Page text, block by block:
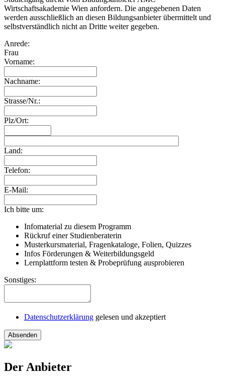
Wirtschaftsakademie Wien anfordern. Die angegebenen Daten
werden ausschließlich an diesen Bildungsanbieter übermittelt und
selbstverständlich nicht an Dritte weiter gegeben.
Anrede:
Frau
Vorname:
Nachname:
Strasse/Nr.:
Plz/Ort:
Land:
Telefon:
E-Mail:
Ich bitte um:
Infomaterial zu diesem Programm
Rückruf einer Studienberaterin
Musterkursmaterial, Fragenkataloge, Folien, Quizzes
Infos Förderungen & Weiterbildungsgeld
Lernplattform testen & Probeprüfung ausprobieren
Sonstiges:
Datenschutzerklärung gelesen und akzeptiert
Absenden
Der Anbieter